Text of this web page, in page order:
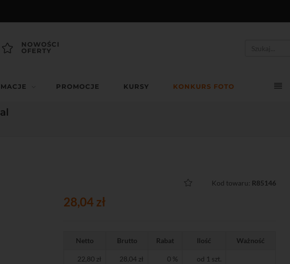
NOWOŚCI
OFERTY
PROMOCJE KURSY KONKURS FOTO
Kod towaru: R85146
28,04 zł
Netto Brutto Rabat Ilość Ważność
22,80 zł 28,04 zł 0 % od 1 szt.